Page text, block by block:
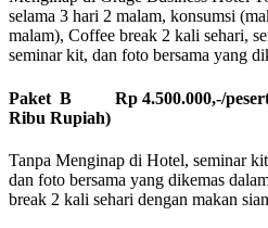
selama 3 hari 2 malam, konsumsi
malam), Coffee break 2 kali sehari,
seminar kit, dan foto bersama yang
Paket B Rp 4.500.000,-/
Ribu Rupiah)
Tanpa Menginap di Hotel, seminar
dan foto bersama yang dikemas
break 2 kali sehari dengan makan